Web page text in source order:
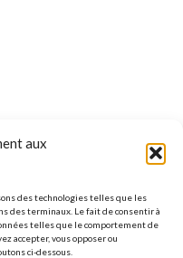
aux
des technologies telles que les
des terminaux. Le fait de consentir à
telles que le comportement de
accepter, vous opposer ou
ci-dessous.
la lumière